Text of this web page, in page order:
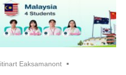
Eaksamanont